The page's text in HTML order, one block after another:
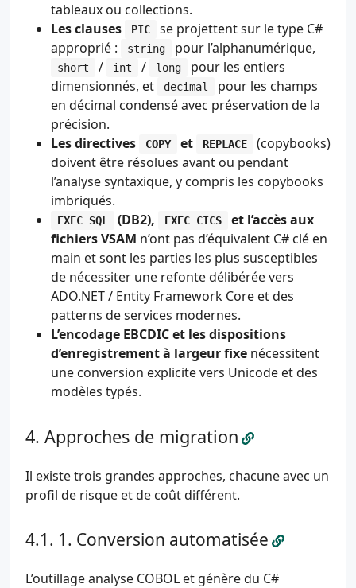
tableaux ou collections.
Les clauses
PIC
se projettent sur le type C#
approprié :
string pour l’alphanumérique,
short / int / long
pour les entiers
dimensionnés, et
decimal
pour les champs
en décimal condensé avec préservation de la
précision.
Les directives
COPY et REPLACE
(copybooks)
doivent être résolues avant ou pendant
l’analyse syntaxique, y compris les copybooks
imbriqués.
EXEC SQL (DB2), EXEC CICS
et l’accès aux
fichiers VSAM n’ont pas d’équivalent C# clé en
main et sont les parties les plus susceptibles
de nécessiter une refonte délibérée vers
ADO.NET / Entity Framework Core et des
patterns de services modernes.
L’encodage EBCDIC et les dispositions
d’enregistrement à largeur fixe nécessitent
une conversion explicite vers Unicode et des
modèles typés.
Approches de migration
Il existe trois grandes approches, chacune avec un
profil de risque et de coût différent.
1. Conversion automatisée
L’outillage analyse COBOL et génère du C#